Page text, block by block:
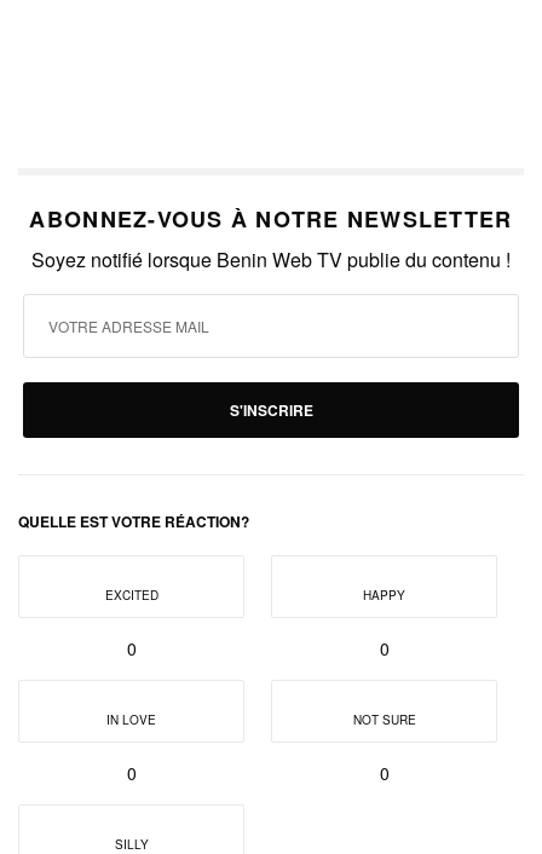
ABONNEZ-VOUS À NOTRE NEWSLETTER
Soyez notifié lorsque Benin Web TV publie du contenu !
S'INSCRIRE
QUELLE EST VOTRE RÉACTION?
EXCITED
0
HAPPY
0
IN LOVE
0
NOT SURE
0
SILLY